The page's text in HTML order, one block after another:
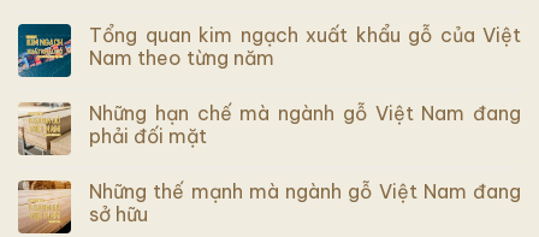
Tổng quan kim ngạch xuất khẩu gỗ của Việt
Nam theo từng năm
Những hạn chế mà ngành gỗ Việt Nam đang
phải đối mặt
Những thế mạnh mà ngành gỗ Việt Nam đang
sở hữu